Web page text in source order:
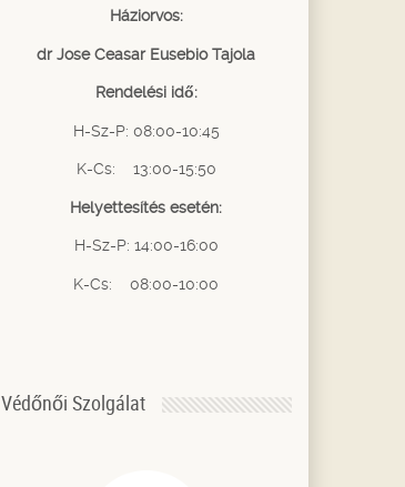
Háziorvos:
dr Jose Ceasar Eusebio Tajola
Rendelési idő:
H-Sz-P: 08:00-10:45
K-Cs: 13:00-15:50
Helyettesítés esetén:
H-Sz-P: 14:00-16:00
K-Cs: 08:00-10:00
Védőnői Szolgálat